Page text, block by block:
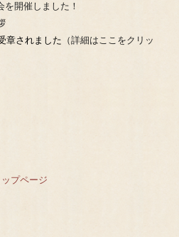
を開催しました！
されました （詳細はここをクリッ
ップページ